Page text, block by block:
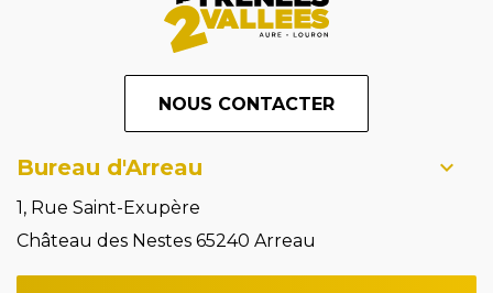
NOUS CONTACTER
Bureau d'Arreau
1, Rue Saint-Exupère
Château des Nestes 65240 Arreau